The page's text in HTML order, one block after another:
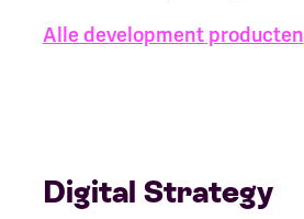
Alle development producten
Digital Strategy